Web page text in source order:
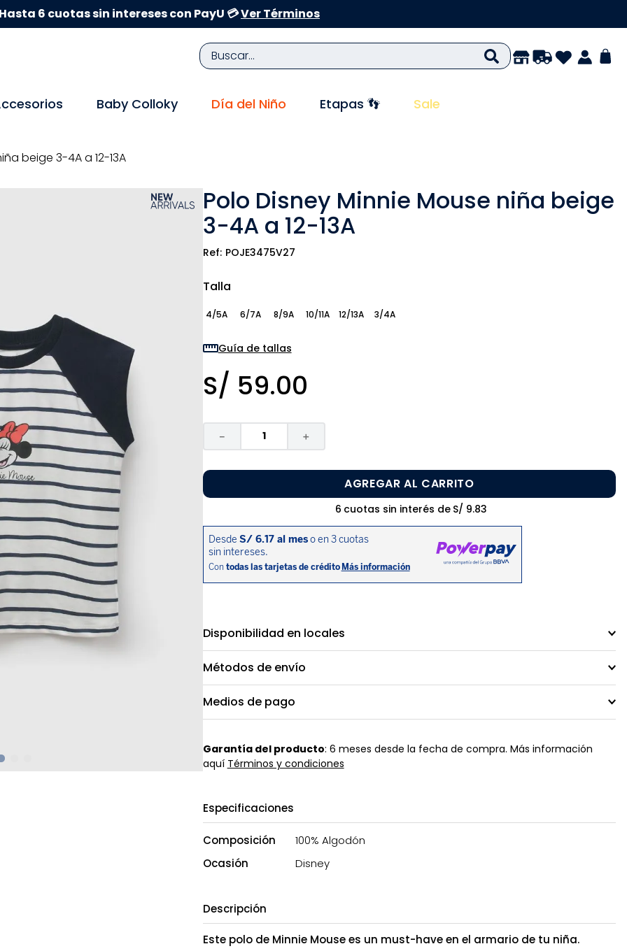
6 cuotas sin intereses con PayU 💳Ver Términos
Buscar...
Baby Colloky Día del Niño Etapas 👣 Sale
beige 3-4A a 12-13A
Polo Disney Minnie Mouse niña beige
3-4A a 12-13A
POJE3475V27
Talla
4/5A 6/7A 8/9A 10/11A 12/13A 3/4A
Guía de tallas
S/ 59.00
＋
－
AGREGAR AL CARRITO
6 cuotas sin interés de S/ 9.83
Disponibilidad en locales
Métodos de envío
Medios de pago
Garantía del producto: 6 meses desde la fecha de compra. Más información
aquí Términos y condiciones
Especificaciones
Composición
100% Algodón
Ocasión
Disney
Descripción
Este polo de Minnie Mouse es un must-have en el armario de tu niña.
TÉRMINOS MÁS BUSCADOS
9.